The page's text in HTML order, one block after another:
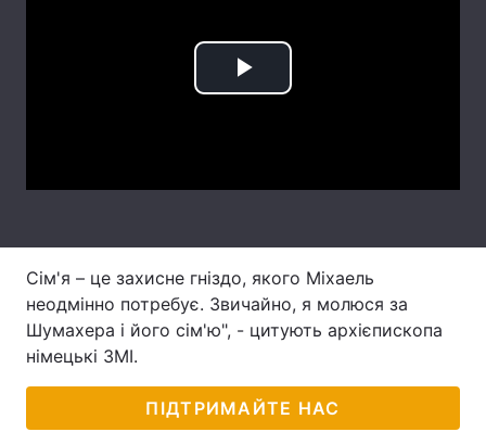
Думки
Тема оформлення
Play
Сім'я – це захисне гніздо, якого Міхаель
неодмінно потребує. Звичайно, я молюся за
Шумахера і його сім'ю", - цитують архієпископа
німецькі ЗМІ.
ПІДТРИМАЙТЕ НАС